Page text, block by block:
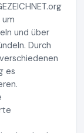
und über
Durch
es